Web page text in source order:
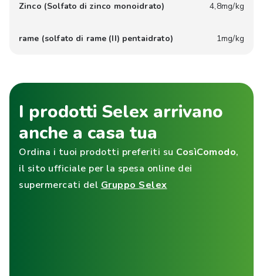
Zinco (Solfato di zinco monoidrato) 4,8mg/kg
rame (solfato di rame (II) pentaidrato) 1mg/kg
I prodotti Selex arrivano
anche a casa tua
Ordina i tuoi prodotti preferiti su CosìComodo,
il sito ufficiale per la spesa online dei
supermercati del Gruppo Selex